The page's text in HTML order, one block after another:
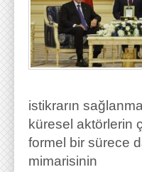
istikrarın
küresel aktörlerin
formel bir sürece
mimarisinin